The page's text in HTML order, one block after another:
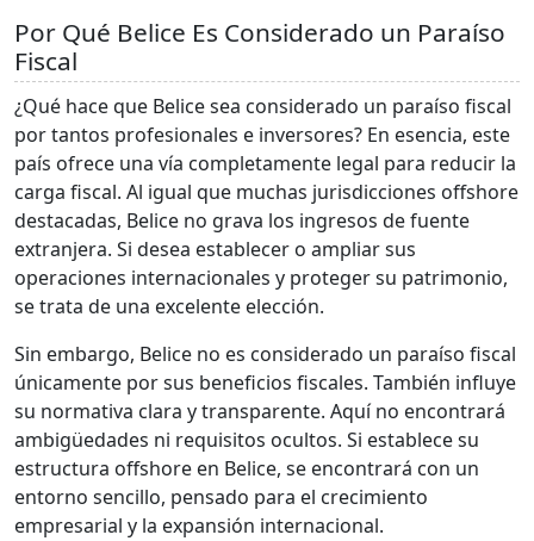
Por Qué Belice Es Considerado un Paraíso
Fiscal
¿Qué hace que Belice sea considerado un paraíso fiscal
por tantos profesionales e inversores? En esencia, este
país ofrece una vía completamente legal para reducir la
carga fiscal. Al igual que muchas jurisdicciones offshore
destacadas, Belice no grava los ingresos de fuente
extranjera. Si desea establecer o ampliar sus
operaciones internacionales y proteger su patrimonio,
se trata de una excelente elección.
Sin embargo, Belice no es considerado un paraíso fiscal
únicamente por sus beneficios fiscales. También influye
su normativa clara y transparente. Aquí no encontrará
ambigüedades ni requisitos ocultos. Si establece su
estructura offshore en Belice, se encontrará con un
entorno sencillo, pensado para el crecimiento
empresarial y la expansión internacional.